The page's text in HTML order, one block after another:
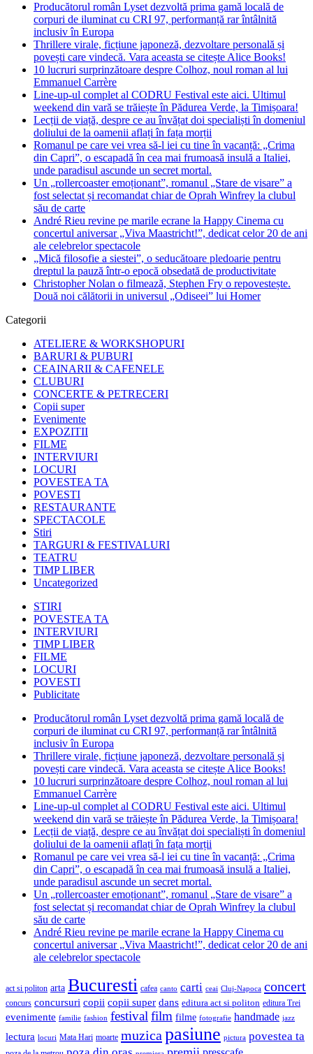
Producătorul român Lyset dezvoltă prima gamă locală de
corpuri de iluminat cu CRI 97, performanță rar întâlnită
inclusiv în Europa
Thrillere virale, ficțiune japoneză, dezvoltare personală și
povești care vindecă. Vara aceasta se citește Alice Books!
10 lucruri surprinzătoare despre Colhoz, noul roman al lui
Emmanuel Carrère
Line-up-ul complet al CODRU Festival este aici. Ultimul
weekend din vară se trăiește în Pădurea Verde, la Timișoara!
Lecții de viață, despre ce au învățat doi specialiști în domeniul
doliului de la oamenii aflați în fața morții
Romanul pe care vei vrea să-l iei cu tine în vacanță: „Crima
din Capri”, o escapadă în cea mai frumoasă insulă a Italiei,
unde paradisul ascunde un secret mortal.
Un „rollercoaster emoționant”, romanul „Stare de visare” a
fost selectat și recomandat chiar de Oprah Winfrey la clubul
său de carte
André Rieu revine pe marile ecrane la Happy Cinema cu
concertul aniversar „Viva Maastricht!”, dedicat celor 20 de ani
ale celebrelor spectacole
„Mică filosofie a siestei”, o seducătoare pledoarie pentru
dreptul la pauză într-o epocă obsedată de productivitate
Christopher Nolan o filmează, Stephen Fry o repovestește.
Două noi călătorii in universul „Odiseei” lui Homer
Categorii
ATELIERE & WORKSHOPURI
BARURI & PUBURI
CEAINARII & CAFENELE
CLUBURI
CONCERTE & PETRECERI
Copii super
Evenimente
EXPOZITII
FILME
INTERVIURI
LOCURI
POVESTEA TA
POVESTI
RESTAURANTE
SPECTACOLE
Stiri
TARGURI & FESTIVALURI
TEATRU
TIMP LIBER
Uncategorized
STIRI
POVESTEA TA
INTERVIURI
TIMP LIBER
FILME
LOCURI
POVESTI
Publicitate
Producătorul român Lyset dezvoltă prima gamă locală de
corpuri de iluminat cu CRI 97, performanță rar întâlnită
inclusiv în Europa
Thrillere virale, ficțiune japoneză, dezvoltare personală și
povești care vindecă. Vara aceasta se citește Alice Books!
10 lucruri surprinzătoare despre Colhoz, noul roman al lui
Emmanuel Carrère
Line-up-ul complet al CODRU Festival este aici. Ultimul
weekend din vară se trăiește în Pădurea Verde, la Timișoara!
Lecții de viață, despre ce au învățat doi specialiști în domeniul
doliului de la oamenii aflați în fața morții
Romanul pe care vei vrea să-l iei cu tine în vacanță: „Crima
din Capri”, o escapadă în cea mai frumoasă insulă a Italiei,
unde paradisul ascunde un secret mortal.
Un „rollercoaster emoționant”, romanul „Stare de visare” a
fost selectat și recomandat chiar de Oprah Winfrey la clubul
său de carte
André Rieu revine pe marile ecrane la Happy Cinema cu
concertul aniversar „Viva Maastricht!”, dedicat celor 20 de ani
ale celebrelor spectacole
act si politon arta Bucuresti cafea canto carti ceai Cluj-Napoca concert
concurs concursuri copii copii super dans editura act si politon editura Trei
evenimente familie fashion festivalfilm filme fotografie handmade jazz
lectura locuri Mata Hari moarte muzica pasiune pictura povestea ta